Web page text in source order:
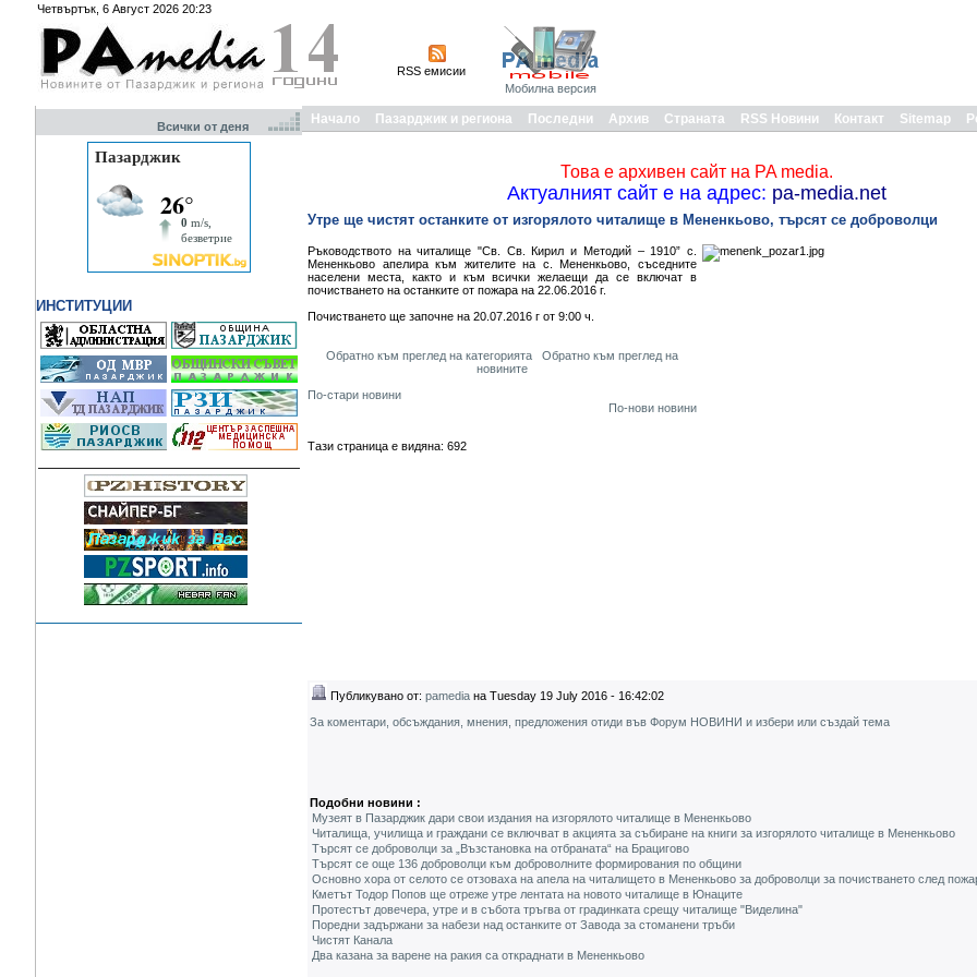
Четвъртък, 6 Август 2026 20:23
RSS емисии
Мобилна версия
Всички от деня
ИНСТИТУЦИИ
Начало Пазарджик и региона Последни Архив Страната RSS Новини Контакт Sitemap
Това е архивен сайт на PA media.
Актуалният сайт е на адрес: pa-media.net
Утре ще чистят останките от изгорялото читалище в Мененкьово, търсят се доброволци
Ръководството на читалище "Св. Св. Кирил и Методий – 1910” с.
Мененкьово апелира към жителите на с. Мененкьово, съседните
населени места, както и към всички желаещи да се включат в
почистването на останките от пожара на 22.06.2016 г.
Почистването ще започне на 20.07.2016 г от 9:00 ч.
Обратно към преглед на категорията
Обратно към преглед на
новините
По-стари новини
По-нови новини
Тази страница е видяна: 692
Публикувано от: pamedia на Tuesday 19 July 2016 - 16:42:02
За коментари, обсъждания, мнения, предложения отиди във Форум НОВИНИ и избери или създай тема
Подобни новини :
Музеят в Пазарджик дари свои издания на изгорялото читалище в Мененкьово
Читалища, училища и граждани се включват в акцията за събиране на книги за изгорялото читалище в Мененкьово
Търсят се доброволци за „Възстановка на отбраната“ на Брацигово
Търсят се още 136 доброволци към доброволните формирования по общини
Основно хора от селото се отзоваха на апела на читалището в Мененкьово за доброволци за почистването след
Кметът Тодор Попов ще отреже утре лентата на новото читалище в Юнаците
Протестът довечера, утре и в събота тръгва от градинката срещу читалище "Виделина"
Поредни задържани за набези над останките от Завода за стоманени тръби
Чистят Канала
Два казана за варене на ракия са откраднати в Мененкьово